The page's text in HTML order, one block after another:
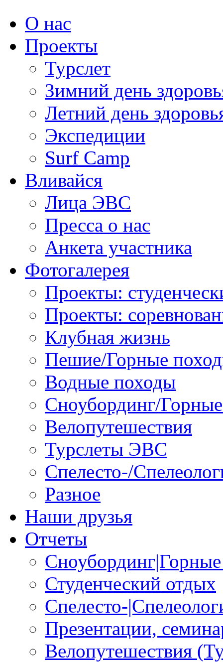
О нас
Проекты
Турслет
Зимний день
Летний день
Экспедиции
Surf Camp
Вливайся
Лица ЭВС
Пресса о нас
Анкета участника
Фотогалерея
Проекты:
Проекты:
Клубная жизнь
Пешие/Горные
Водные походы
Сноубординг/
Велопутешествия
Турслеты ЭВС
Спелесто-/
Разное
Наши друзья
Отчеты
Студенческий отдых
Спелесто-
Презентации,
Велопутешествия